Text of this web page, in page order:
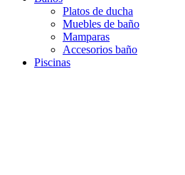
Platos de ducha
Muebles de baño
Mamparas
Accesorios baño
Piscinas